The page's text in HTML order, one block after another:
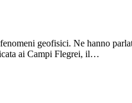
geofisici. Ne hanno
ai Campi Flegrei, il…